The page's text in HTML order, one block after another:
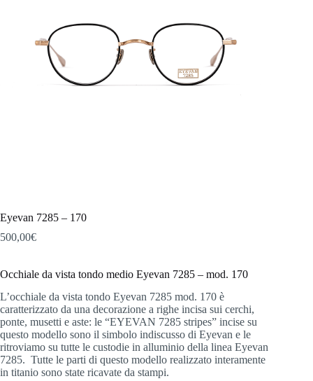
Eyevan 7285 – 170
500,00€
Occhiale da vista tondo medio Eyevan 7285 – mod. 170
L’occhiale da vista tondo Eyevan 7285 mod. 170 è
caratterizzato da una decorazione a righe incisa sui cerchi,
ponte, musetti e aste: le “EYEVAN 7285 stripes” incise su
questo modello sono il simbolo indiscusso di Eyevan e le
ritroviamo su tutte le custodie in alluminio della linea Eyevan
7285. Tutte le parti di questo modello realizzato interamente
in titanio sono state ricavate da stampi.